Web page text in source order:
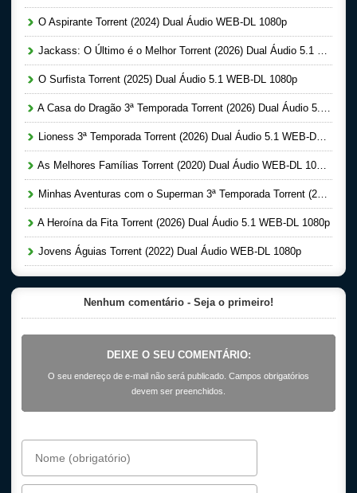
O Aspirante Torrent (2024) Dual Áudio WEB-DL 1080p
Jackass: O Último é o Melhor Torrent (2026) Dual Áudio 5.1 WEB-DL 1080p
O Surfista Torrent (2025) Dual Áudio 5.1 WEB-DL 1080p
A Casa do Dragão 3ª Temporada Torrent (2026) Dual Áudio 5.1 WEB-DL 1080p
Lioness 3ª Temporada Torrent (2026) Dual Áudio 5.1 WEB-DL 1080p
As Melhores Famílias Torrent (2020) Dual Áudio WEB-DL 1080p
Minhas Aventuras com o Superman 3ª Temporada Torrent (2026) Dual Áudio 5.1 WEB-DL 1080p
A Heroína da Fita Torrent (2026) Dual Áudio 5.1 WEB-DL 1080p
Jovens Águias Torrent (2022) Dual Áudio WEB-DL 1080p
Nenhum comentário - Seja o primeiro!
DEIXE O SEU COMENTÁRIO:
O seu endereço de e-mail não será publicado. Campos obrigatórios
devem ser preenchidos.